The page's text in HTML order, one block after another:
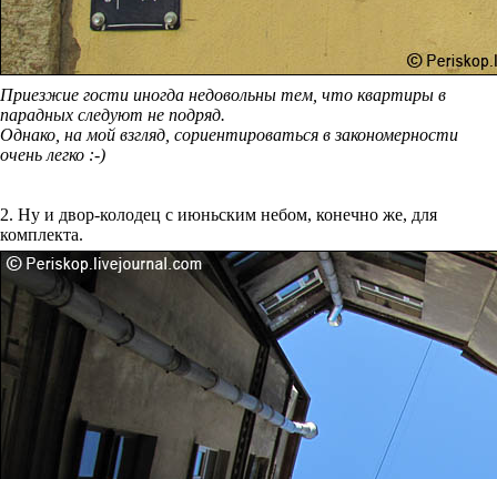
Приезжие гости иногда недовольны тем, что квартиры в
парадных следуют не подряд.
Однако, на мой взгляд, сориентироваться в закономерности
очень легко :-)
2. Ну и двор-колодец с июньским небом, конечно же, для
комплекта.